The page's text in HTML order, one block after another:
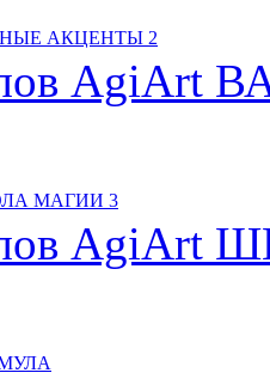
AgiArt